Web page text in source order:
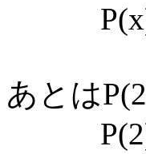
=(x-
あとは